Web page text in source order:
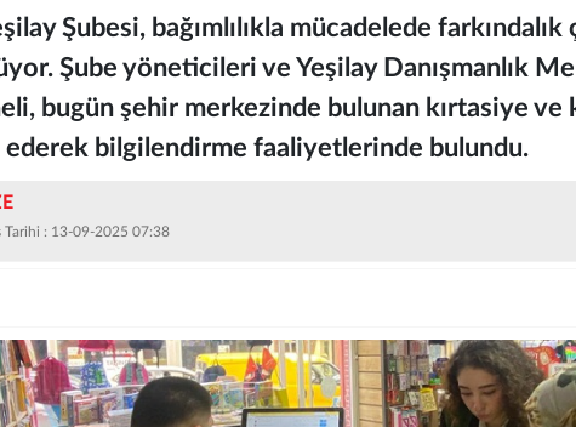
Şubesi, bağımlılıkla mücadelede farkındalık
Şube yöneticileri ve Yeşilay Danışmanlık
bugün şehir merkezinde bulunan kırtasiye
bilgilendirme faaliyetlerinde bulundu.
Tarihi : 13-09-2025 07:38